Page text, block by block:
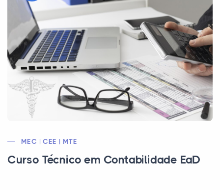
MEC | CEE | MTE
Curso Técnico em Contabilidade EaD